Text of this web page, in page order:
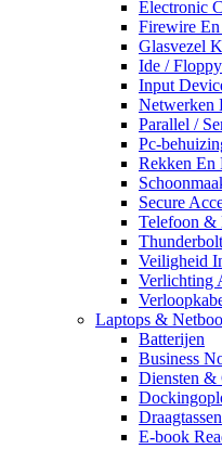
Electronic
Firewire
Glasvezel
Ide / Floppy
Input
Netwerken
Parallel /
Pc-
Rekken En
Secure
Telefoon &
Veiligheid
Verlichting
Laptops &
Batterijen
Business
Diensten &
Draagtassen
E-book